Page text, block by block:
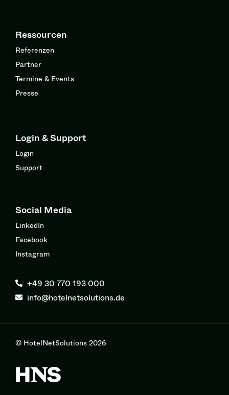
Ressourcen
Referenzen
Partner
Termine & Events
Presse
Login & Support
Login
Support
Social Media
LinkedIn
Facebook
Instagram
+49 30 770 193 000
info@hotelnetsolutions.de
© HotelNetSolutions 2026